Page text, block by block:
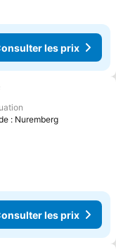
les prix
favoris
: Nuremberg
les prix